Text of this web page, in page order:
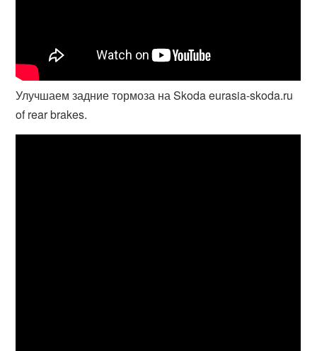
Улучшаем задние тормоза на Skoda eurasia-skoda.ru
of rear brakes.